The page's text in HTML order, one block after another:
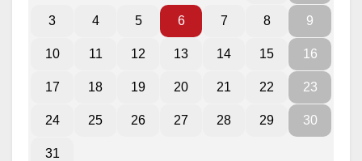
3 4 5 6 7 8 9
10 11 12 13 14 15 16
17 18 19 20 21 22 23
24 25 26 27 28 29 30
31